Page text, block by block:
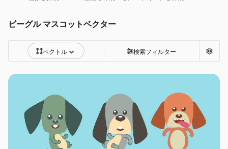
ビーグル マスコットベクター
ベクトル 検索フィルター